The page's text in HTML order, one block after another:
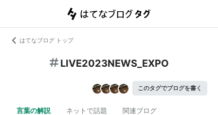
はてなブログ トップ
LIVE2023NEWS_EXPO
このタグでブログを書く
言葉の解説 ネットで話題 関連ブログ